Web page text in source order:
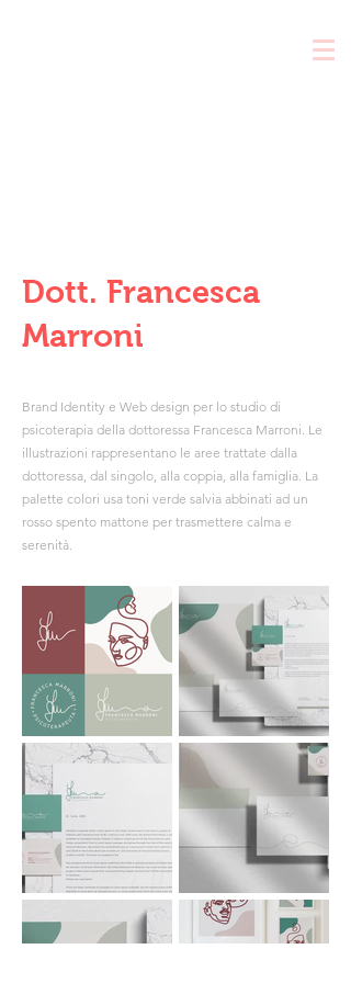
Dott. Francesca
Marroni
Brand Identity e Web design per lo studio di
psicoterapia della dottoressa Francesca Marroni. Le
illustrazioni rappresentano le aree trattate dalla
dottoressa, dal singolo, alla coppia, alla famiglia. La
palette colori usa toni verde salvia abbinati ad un
rosso spento mattone per trasmettere calma e
serenità.